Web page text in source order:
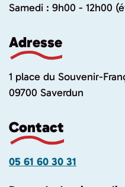
Samedi : 9h00 - 12h00
Adresse
1 place du Souvenir-
09700 Saverdun
Contact
05 61 60 30 31